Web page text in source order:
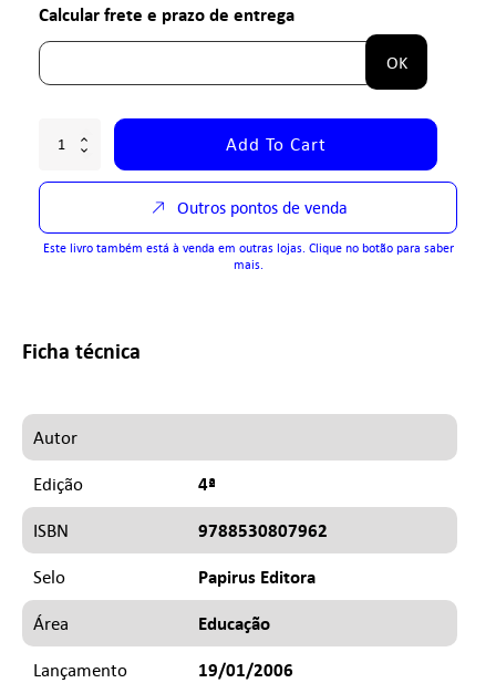
Calcular frete e prazo de entrega
OK
Add To Cart
Outros pontos de venda
Este livro também está à venda em outras lojas. Clique no botão para saber
mais.
Ficha técnica
Autor
Edição 4ª
ISBN 9788530807962
Selo Papirus Editora
Área Educação
Lançamento 19/01/2006